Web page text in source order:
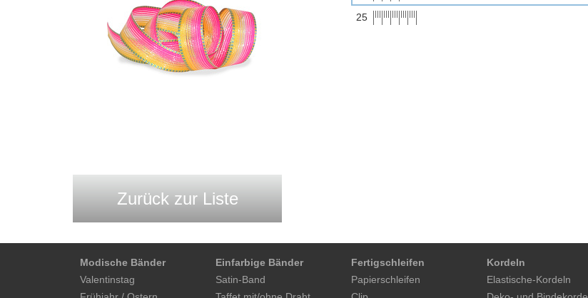
25
Zurück zur Liste
Modische Bänder
Valentinstag
Einfarbige Bänder
Satin-Band
Fertigschleifen
Papierschleifen
Kordeln
Elastische-Kordeln